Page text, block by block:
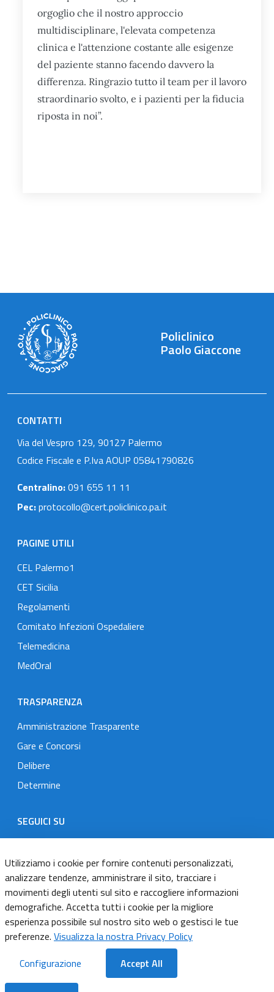
orgoglio che il nostro approccio
multidisciplinare, l'elevata competenza
clinica e l'attenzione costante alle esigenze
del paziente stanno facendo davvero la
differenza. Ringrazio tutto il team per il lavoro
straordinario svolto, e i pazienti per la fiducia
riposta in noi”.
Policlinico
Paolo Giaccone
CONTATTI
Via del Vespro 129, 90127 Palermo
Codice Fiscale e P.Iva AOUP 05841790826
Centralino:091 655 11 11
Pec:protocollo@cert.policlinico.pa.it
PAGINE UTILI
CEL Palermo1
CET Sicilia
Regolamenti
Comitato Infezioni Ospedaliere
Telemedicina
MedOral
TRASPARENZA
Amministrazione Trasparente
Gare e Concorsi
Delibere
Determine
SEGUICI SU
Designers Italia
TwitterInstagramYoutubeLinkedin
Dichiarazione di accessibilità
Informativa cookie
Note legali
Utilizziamo i cookie per fornire contenuti personalizzati,
analizzare tendenze, amministrare il sito, tracciare i
movimenti degli utenti sul sito e raccogliere informazioni
demografiche. Accetta tutti i cookie per la migliore
esperienza possibile sul nostro sito web o gestisci le tue
preferenze. Visualizza la nostra Privacy Policy
Configurazione
Accept All